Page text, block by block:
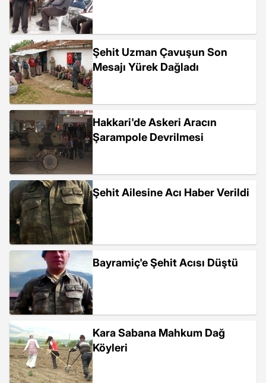
Şehit Uzman Çavuşun Son
Mesajı Yürek Dağladı
Hakkari'de Askeri Aracın
Şarampole Devrilmesi
Şehit Ailesine Acı Haber Verildi
Bayramiç'e Şehit Acısı Düştü
Kara Sabana Mahkum Dağ
Köyleri